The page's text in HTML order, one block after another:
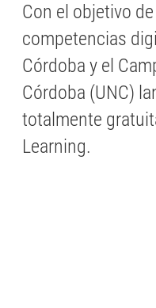
Con el objetivo
competencias
Córdoba y el
Córdoba (UNC)
totalmente
Learning.